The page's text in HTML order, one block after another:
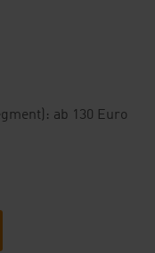
ab 130 Euro